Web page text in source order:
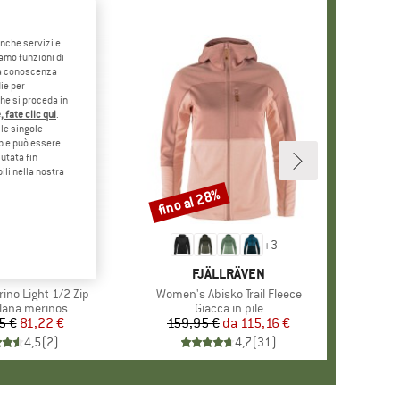
Light 1/2 Zip
di prodotti
merinos
Prezzo
€Prezzo ridotto
81,22 €
4,5(2)
+3
MARCHIO
FJÄLLRÄVEN
Articolo
Women's Abisko Trail Fleece
Gruppo di prodotti
Giacca in pile
Prezzo
159,95 € Prezzo ridotto
da 115,16 €
4,7(31)
Sconto
fino al 28%
servizi e
funzioni di
conoscenza
per
si proceda in
fate clic qui.
singole
e può essere
fin
nella nostra